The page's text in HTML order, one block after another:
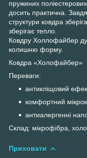
пружиних поліестерових
досить практична.
структури ковдра
зберігає тепло.
Ковдру Холлофайбер
колишню форму.
Ковдра «Холофайбер»
Переваги:
антикліщовий
комфортний
антиалергенні
Склад: мікрофібра,
Приховати